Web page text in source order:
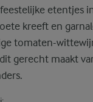
etentjes
kreeft en
tomaten-
gerecht maakt